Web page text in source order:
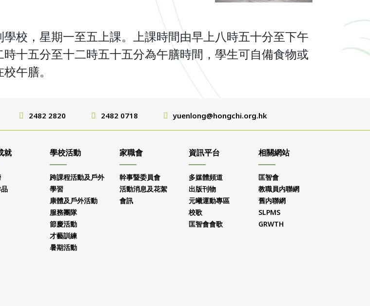
校，星期一至五上課。上課時間由早上八時五十分至下午
十五分至十二時五十五分為午膳時間，學生可自備食物或
午膳。
2482 2820 2482 0718 yuenlong@hongchi.org.hk
就 學校活動
跨課程活動及戶外
學習
康體及戶外活動
服務團隊
節慶活動
才藝訓練
暑期活動
家職會
幹事暨委員會
活動消息及花絮
會訊
資訊平台
多媒體頻道
出版刊物
元曦運動專區
校歌
匡智會會歌
相關網站
匡智會
教職員内聯網
舊内聯網
SLPMS
GRWTH